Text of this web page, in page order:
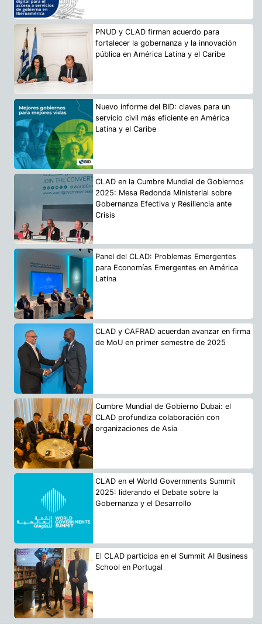
PNUD y CLAD firman acuerdo para
fortalecer la gobernanza y la innovación
pública en América Latina y el Caribe
Nuevo informe del BID: claves para un
servicio civil más eficiente en América
Latina y el Caribe
CLAD en la Cumbre Mundial de Gobiernos
2025: Mesa Redonda Ministerial sobre
Gobernanza Efectiva y Resiliencia ante
Crisis
Panel del CLAD: Problemas Emergentes
para Economías Emergentes en América
Latina
CLAD y CAFRAD acuerdan avanzar en firma
de MoU en primer semestre de 2025
Cumbre Mundial de Gobierno Dubai: el
CLAD profundiza colaboración con
organizaciones de Asia
CLAD en el World Governments Summit
2025: liderando el Debate sobre la
Gobernanza y el Desarrollo
El CLAD participa en el Summit AI Business
School en Portugal